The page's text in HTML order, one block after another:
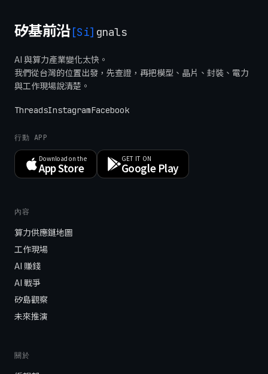
矽基前沿[Si] gnals
AI 與算力產業變化太快。
我們從台灣的位置出發，先查證，再把模型、晶片、封裝、電力
與工作現場說清楚。
ThreadsInstagramFacebook
行動 APP
Download on the
App Store
GET IT ON
Google Play
內容
算力供應鏈地圖
工作現場
AI 賺錢
AI 戰爭
矽島觀察
未來推演
關於